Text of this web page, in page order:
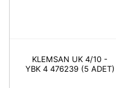
KLEMSAN UK 4/10 -
YBK 4 476239 (5 ADET)